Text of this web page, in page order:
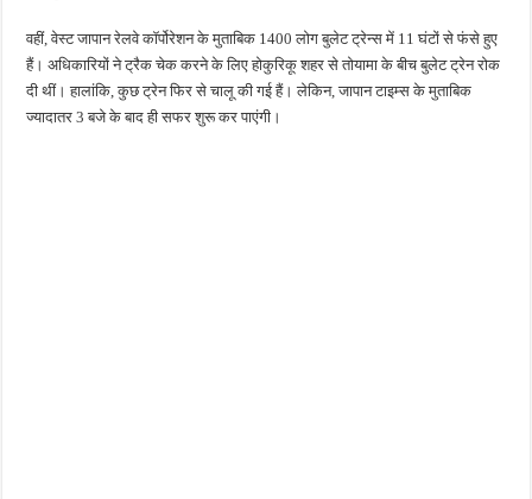
वहीं, वेस्ट जापान रेलवे कॉर्पोरेशन के मुताबिक 1400 लोग बुलेट ट्रेन्स में 11 घंटों से फंसे हुए
हैं। अधिकारियों ने ट्रैक चेक करने के लिए होकुरिकू शहर से तोयामा के बीच बुलेट ट्रेन रोक
दी थीं। हालांकि, कुछ ट्रेन फिर से चालू की गई हैं। लेकिन, जापान टाइम्स के मुताबिक
ज्यादातर 3 बजे के बाद ही सफर शुरू कर पाएंगी।